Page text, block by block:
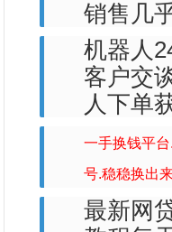
销售几
机器人
客户交
人下单
一手换钱平
号.稳稳换出
最新网